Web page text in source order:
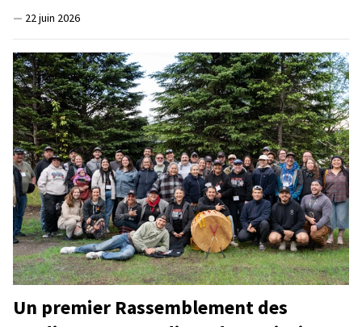
— 22 juin 2026
Un premier Rassemblement des